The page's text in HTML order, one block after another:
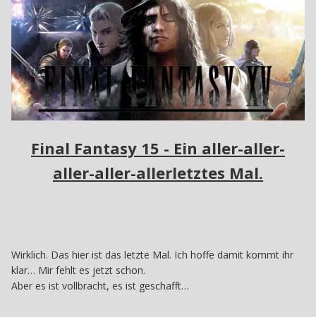
Final Fantasy 15 - Ein aller-aller-
aller-aller-allerletztes Mal.
Wirklich. Das hier ist das letzte Mal. Ich hoffe damit kommt ihr
klar… Mir fehlt es jetzt schon.
Aber es ist vollbracht, es ist geschafft…